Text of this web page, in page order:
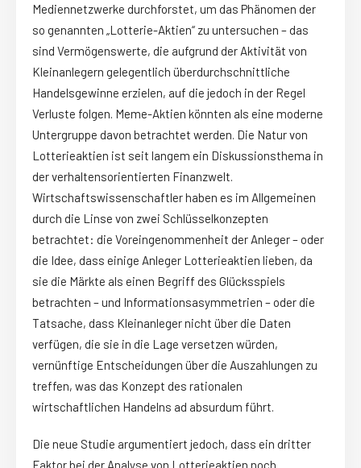
Mediennetzwerke durchforstet, um das Phänomen der
so genannten „Lotterie-Aktien“ zu untersuchen – das
sind Vermögenswerte, die aufgrund der Aktivität von
Kleinanlegern gelegentlich überdurchschnittliche
Handelsgewinne erzielen, auf die jedoch in der Regel
Verluste folgen. Meme-Aktien könnten als eine moderne
Untergruppe davon betrachtet werden. Die Natur von
Lotterieaktien ist seit langem ein Diskussionsthema in
der verhaltensorientierten Finanzwelt.
Wirtschaftswissenschaftler haben es im Allgemeinen
durch die Linse von zwei Schlüsselkonzepten
betrachtet: die Voreingenommenheit der Anleger – oder
die Idee, dass einige Anleger Lotterieaktien lieben, da
sie die Märkte als einen Begriff des Glücksspiels
betrachten – und Informationsasymmetrien – oder die
Tatsache, dass Kleinanleger nicht über die Daten
verfügen, die sie in die Lage versetzen würden,
vernünftige Entscheidungen über die Auszahlungen zu
treffen, was das Konzept des rationalen
wirtschaftlichen Handelns ad absurdum führt.
Die neue Studie argumentiert jedoch, dass ein dritter
Faktor bei der Analyse von Lotterieaktien noch